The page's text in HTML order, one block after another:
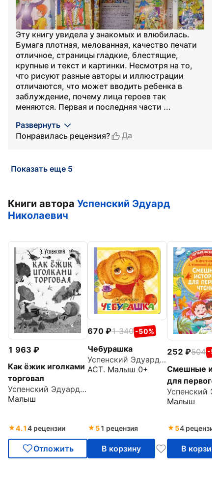
Эту книгу увидела у знакомых и влюбилась.
Бумага плотная, мелованная, качество печати
отличное, страницы гладкие, блестящие,
крупные и текст и картинки. Несмотря на то,
что рисуют разные авторы и иллюстрации
отличаются, что может вводить ребенка в
заблуждение, почему лица героев так
меняются. Первая и последняя части ...
Развернуть
Понравилась рецензия?
Да
Показать еще 5
Книги автора Успенский Эдуард
Николаевич
1 963
Как ёжик иголками
торговал
Успенский Эдуард Николаевич
Малыш
4.14 рецензии
Отложить
670 1 340 -50%
Чебурашка
Успенский Эдуард Николаевич
АСТ. Малыш 0+
51 рецензия
В корзину
252 504 -
Смешные
для первого
Малыш
54 рецензии
В корзину